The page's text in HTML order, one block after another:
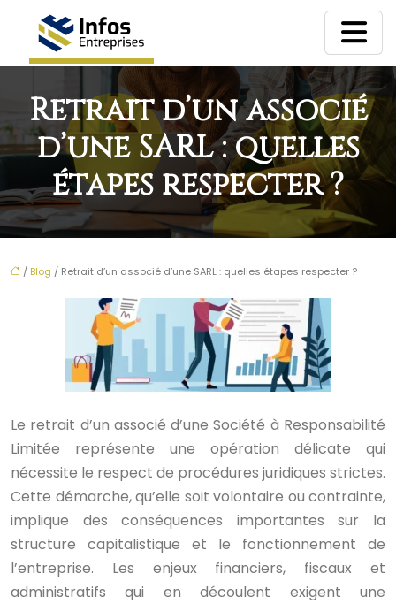
Retrait d’un associé
d’une SARL : quelles
étapes respecter ?
/ Blog / Retrait d’un associé d’une SARL : quelles étapes respecter ?
Le retrait d’un associé d’une Société à Responsabilité
Limitée représente une opération délicate qui
nécessite le respect de procédures juridiques strictes.
Cette démarche, qu’elle soit volontaire ou contrainte,
implique des conséquences importantes sur la
structure capitalistique et le fonctionnement de
l’entreprise. Les enjeux financiers, fiscaux et
administratifs qui en découlent exigent une